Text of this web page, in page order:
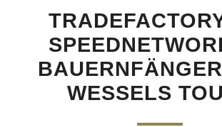
WESSELS